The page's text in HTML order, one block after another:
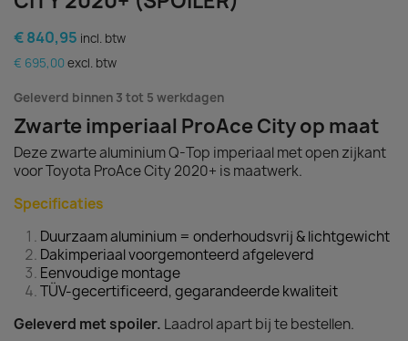
€ 840,95 incl. btw
€ 695,00 excl. btw
Geleverd binnen 3 tot 5 werkdagen
Zwarte imperiaal ProAce City op maat
Deze zwarte aluminium Q-Top imperiaal met open zijkant
voor Toyota ProAce City 2020+ is maatwerk.
Specificaties
Duurzaam aluminium = onderhoudsvrij & lichtgewicht
Dakimperiaal voorgemonteerd afgeleverd
Eenvoudige montage
TÜV-gecertificeerd, gegarandeerde kwaliteit
Geleverd met spoiler. Laadrol apart bij te bestellen.